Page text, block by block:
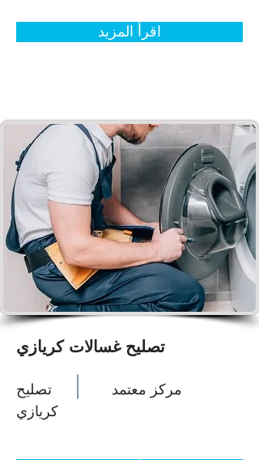
اقرأ المزيد
تصليح غسالات كريازي
تصليح
كريازي
مركز معتمد